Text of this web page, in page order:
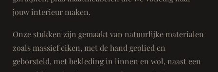
jouw interieur maken.
Onze stukken zijn gemaakt van natuurlijke materialen
zoals massief eiken, met de hand geolied en
geborsteld, met bekleding in linnen en wol, naast een